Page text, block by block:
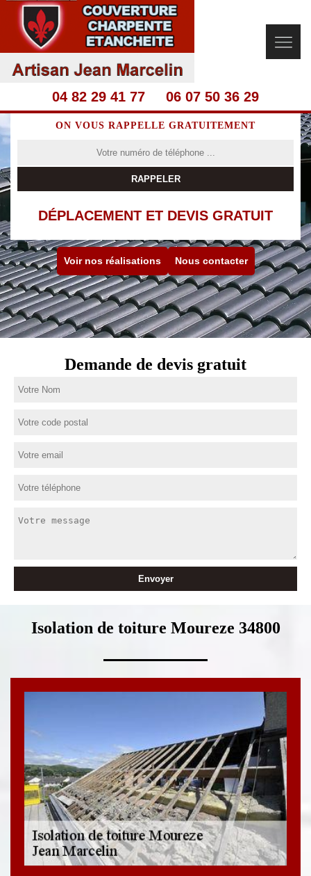
04 82 29 41 77 06 07 50 36 29
ON VOUS RAPPELLE GRATUITEMENT
DÉPLACEMENT ET DEVIS GRATUIT
Voir nos réalisations Nous contacter
Demande de devis gratuit
Isolation de toiture Moureze 34800